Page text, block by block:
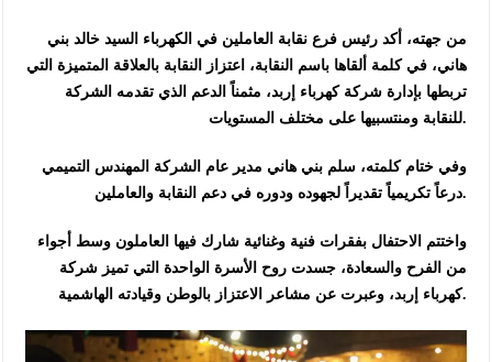
من جهته، أكد رئيس فرع نقابة العاملين في الكهرباء السيد خالد بني
هاني، في كلمة ألقاها باسم النقابة، اعتزاز النقابة بالعلاقة المتميزة التي
تربطها بإدارة شركة كهرباء إربد، مثمناً الدعم الذي تقدمه الشركة
للنقابة ومنتسبيها على مختلف المستويات.
وفي ختام كلمته، سلم بني هاني مدير عام الشركة المهندس التميمي
درعاً تكريمياً تقديراً لجهوده ودوره في دعم النقابة والعاملين.
واختتم الاحتفال بفقرات فنية وغنائية شارك فيها العاملون وسط أجواء
من الفرح والسعادة، جسدت روح الأسرة الواحدة التي تميز شركة
كهرباء إربد، وعبرت عن مشاعر الاعتزاز بالوطن وقيادته الهاشمية.